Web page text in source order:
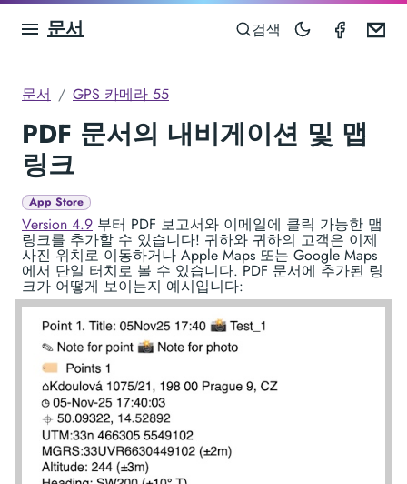
문서 검색 GPS
문서 GPS 카메라 55
PDF 문서의 내비게이션 및 맵
링크
App Store
Version 4.9 부터 PDF 보고서와 이메일에 클릭 가능한 맵
링크를 추가할 수 있습니다! 귀하와 귀하의 고객은 이제
사진 위치로 이동하거나 Apple Maps 또는 Google Maps
에서 단일 터치로 볼 수 있습니다. PDF 문서에 추가된 링
크가 어떻게 보이는지 예시입니다: